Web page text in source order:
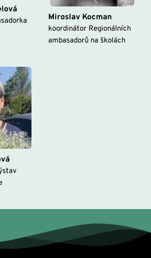
Miroslav Kocman
koordinátor Regionálních
ambasadorů na školách